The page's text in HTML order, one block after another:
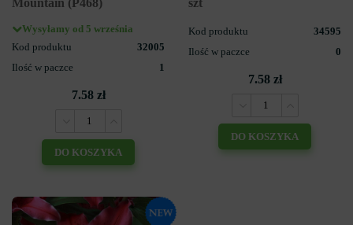
Wysyłamy od 5 września
Kod produktu
32005
Ilość w paczce
1
7.58 zł
DO KOSZYKA
Kod produktu
34595
Ilość w paczce
0
7.58 zł
DO KOSZYKA